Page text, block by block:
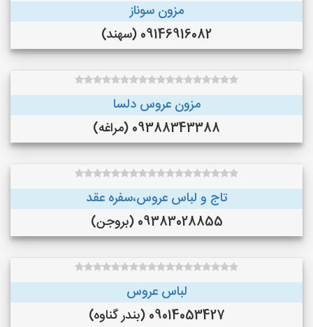
مزون سوناز
09146916082 (سهند)
مزون عروس دلسا
09388343388 (مراغه)
تاج و لباس عروس،سفره عقد
09383028855 (بروجن)
لباس عروس
09014053427 (بندر گناوه)